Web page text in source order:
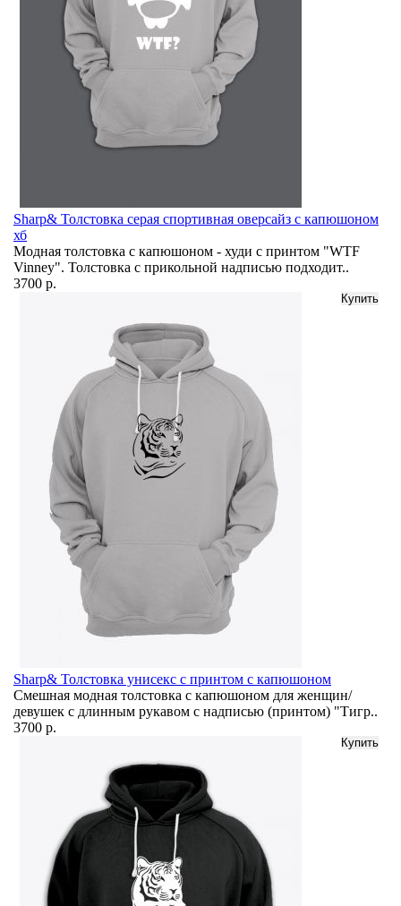
Sharp& Толстовка серая спортивная оверсайз с капюшоном
хб
Модная толстовка с капюшоном - худи с принтом "WTF
Vinney". Толстовка с прикольной надписью подходит..
3700 р.
Sharp& Толстовка унисекс с принтом с капюшоном
Смешная модная толстовка с капюшоном для женщин/
девушек с длинным рукавом с надписью (принтом) "Тигр..
3700 р.